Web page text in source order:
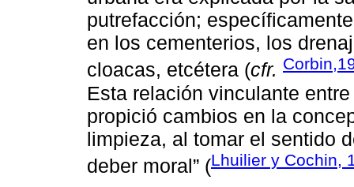
putrefacción;
en los cementerios, los
cloacas, etcétera (cfr.
Esta relación vinculante
propició cambios en la
limpieza, al tomar el sentido
deber moral” (Lhuilier y Cochin,